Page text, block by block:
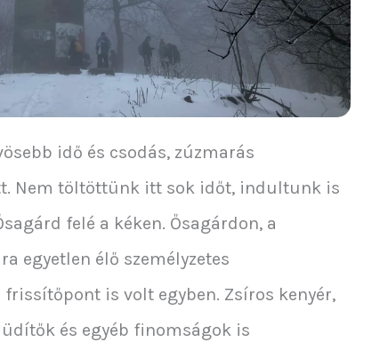
idő és csodás, zúzmarás
Nem töltöttünk itt sok időt, indultunk is
felé a kéken. Ősagárdon, a
egyetlen élő személyzetes
is volt egyben. Zsíros kenyér,
üdítők és egyéb finomságok is